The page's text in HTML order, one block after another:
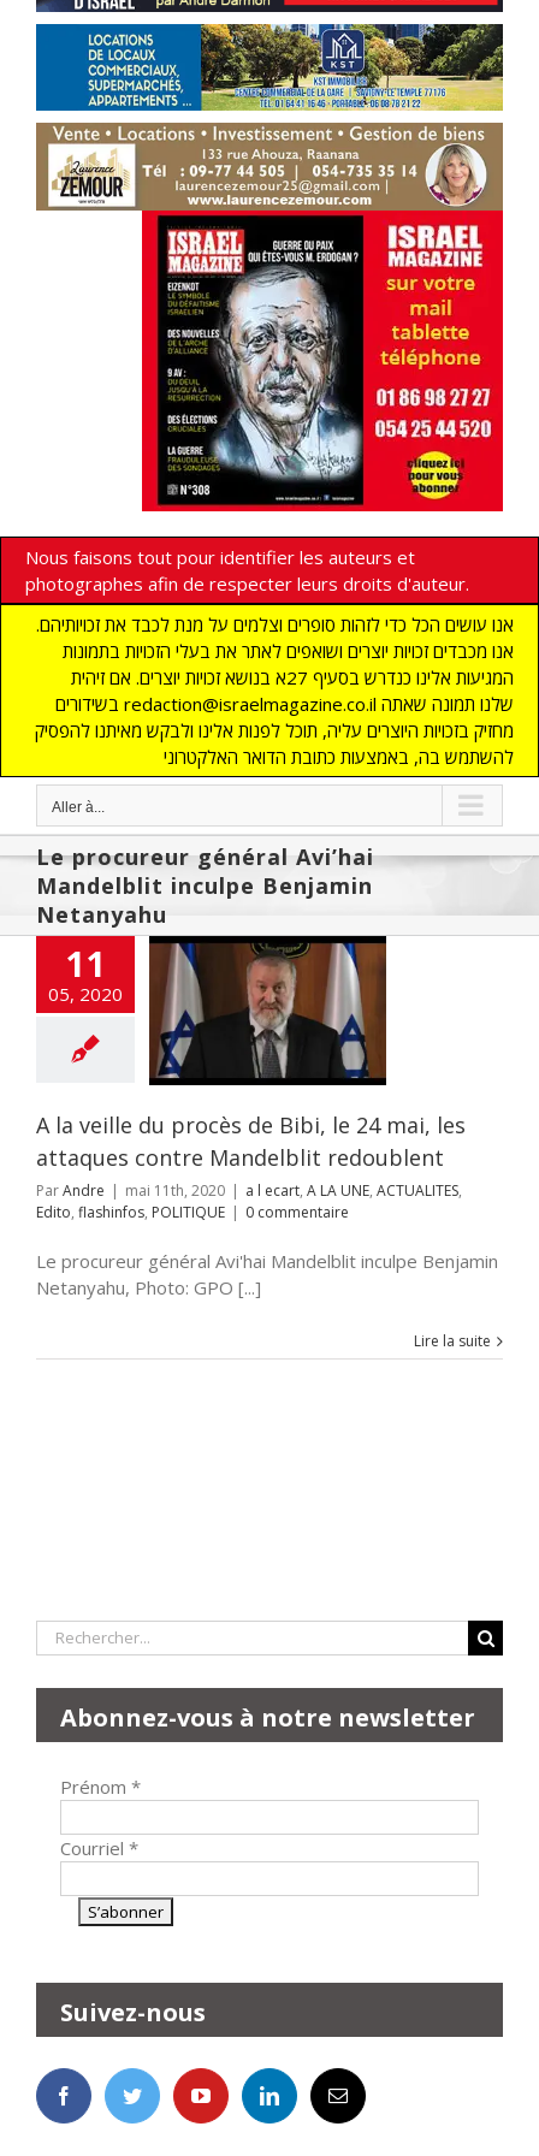
Nous faisons tout pour identifier les auteurs et
photographes afin de respecter leurs droits d'auteur.
אנו עושים הכל כדי לזהות סופרים וצלמים על מנת לכבד את זכויותיהם.
אנו מכבדים זכויות יוצרים ושואפים לאתר את בעלי הזכויות בתמונות
המגיעות אלינו כנדרש בסעיף 27א בנושא זכויות יוצרים. אם זיהית
בשידורים redaction@israelmagazine.co.il שלנו תמונה שאתה
מחזיק בזכויות היוצרים עליה, תוכל לפנות אלינו ולבקש מאיתנו להפסיק
להשתמש בה, באמצעות כתובת הדואר האלקטרוני
Aller à...
Le procureur général Avi’hai
Mandelblit inculpe Benjamin
Netanyahu
11
05, 2020
24 mai, les
contre
redoublent
A LA UNE
A la veille du procès de Bibi, le 24 mai, les
attaques contre Mandelblit redoublent
ParAndre | mai 11th, 2020 | a l ecart, A LA UNE, ACTUALITES,
Edito, flashinfos, POLITIQUE | 0 commentaire
Le procureur général Avi'hai Mandelblit inculpe Benjamin
Netanyahu, Photo: GPO [...]
Lire la suite
Rechercher:
Abonnez-vous à notre newsletter
Prénom *
Courriel *
Suivez-nous